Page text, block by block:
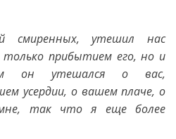
смиренных, утешил нас
только прибытием его, но и
он утешался о вас,
усердии, о вашем плаче, о
так что я еще более